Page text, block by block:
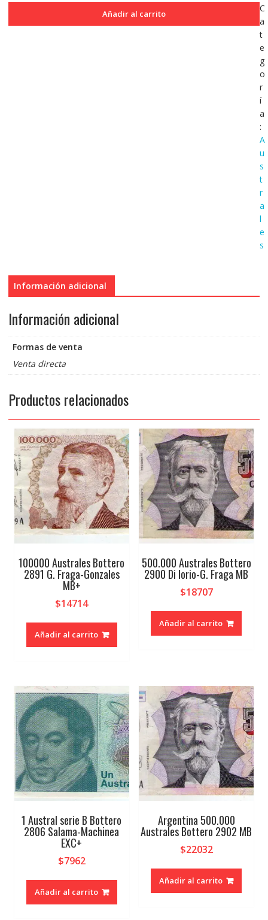
Añadir al carrito
C
a
t
e
g
o
r
í
a
:
A
u
s
t
r
a
l
e
s
Información adicional
Información adicional
Formas de venta
Venta directa
Productos relacionados
100000 Australes Bottero
2891 G. Fraga-Gonzales
MB+
$14714
Añadir al carrito
500.000 Australes Bottero
2900 Di Iorio-G. Fraga MB
$18707
Añadir al carrito
1 Austral serie B Bottero
2806 Salama-Machinea
EXC+
$7962
Añadir al carrito
Argentina 500.000
Australes Bottero 2902 MB
$22032
Añadir al carrito